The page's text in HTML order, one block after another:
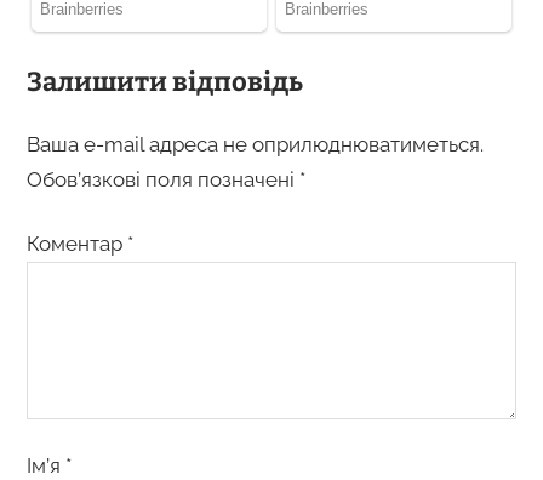
Залишити відповідь
Ваша e-mail адреса не оприлюднюватиметься.
Обов’язкові поля позначені *
Коментар *
Ім’я *